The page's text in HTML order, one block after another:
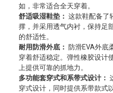
如，非常适合全天穿着。
舒适吸湿鞋垫： 这款鞋配备了
撑，并采用透气内衬，保持足
的舒适性。
耐用防滑外底： 防滑EVA外底
穿着舒适稳定。弹性橡胶设计
上提供可靠的抓地力。
多功能套穿式和系带式设计：
穿式设计，同时提供系带款式